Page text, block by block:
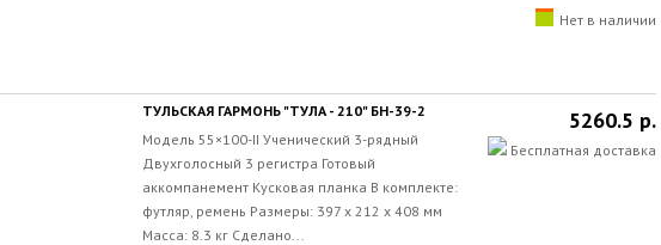
Нет в наличии
ТУЛЬСКАЯ ГАРМОНЬ "ТУЛА - 210" БН-39-2
Модель 55×100-II Ученический 3-рядный
Двухголосный 3 регистра Готовый
аккомпанемент Кусковая планка В комплекте:
футляр, ремень Размеры: 397 х 212 х 408 мм
Масса: 8.3 кг Сделано...
5260.5 р.
Бесплатная доставка